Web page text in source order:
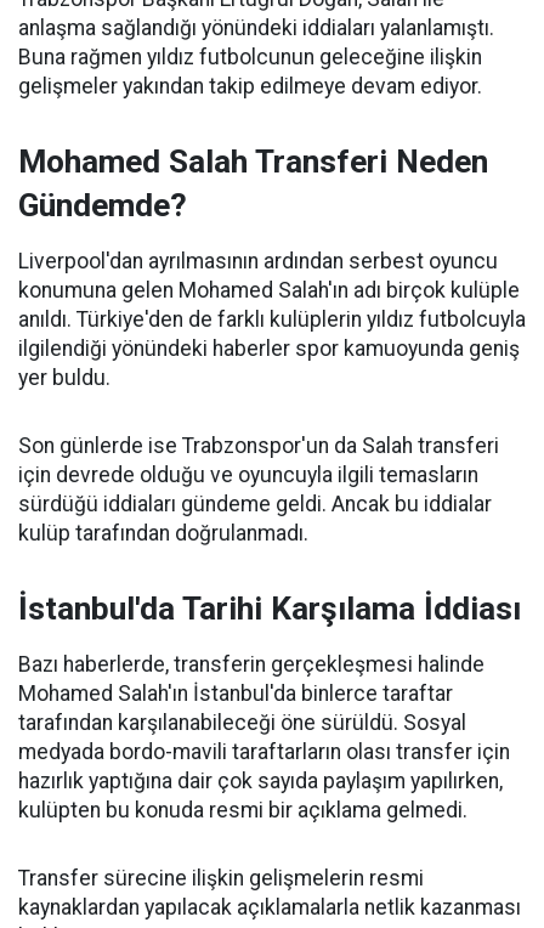
anlaşma sağlandığı yönündeki iddiaları yalanlamıştı.
Buna rağmen yıldız futbolcunun geleceğine ilişkin
gelişmeler yakından takip edilmeye devam ediyor.
Mohamed Salah Transferi Neden
Gündemde?
Liverpool'dan ayrılmasının ardından serbest oyuncu
konumuna gelen Mohamed Salah'ın adı birçok kulüple
anıldı. Türkiye'den de farklı kulüplerin yıldız futbolcuyla
ilgilendiği yönündeki haberler spor kamuoyunda geniş
yer buldu.
Son günlerde ise Trabzonspor'un da Salah transferi
için devrede olduğu ve oyuncuyla ilgili temasların
sürdüğü iddiaları gündeme geldi. Ancak bu iddialar
kulüp tarafından doğrulanmadı.
İstanbul'da Tarihi Karşılama İddiası
Bazı haberlerde, transferin gerçekleşmesi halinde
Mohamed Salah'ın İstanbul'da binlerce taraftar
tarafından karşılanabileceği öne sürüldü. Sosyal
medyada bordo-mavili taraftarların olası transfer için
hazırlık yaptığına dair çok sayıda paylaşım yapılırken,
kulüpten bu konuda resmi bir açıklama gelmedi.
Transfer sürecine ilişkin gelişmelerin resmi
kaynaklardan yapılacak açıklamalarla netlik kazanması